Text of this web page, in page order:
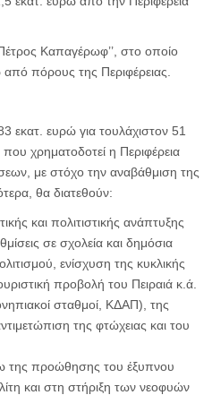
Καπαγέρωφ’’, στο οποίο
πόρους της Περιφέρειας.
εκατ. ευρώ για τουλάχιστον 51
χρηματοδοτεί η Περιφέρεια
με στόχο την αναβάθμιση της
θα διατεθούν:
και πολιτιστικής ανάπτυξης
σε σχολεία και δημόσια
ενίσχυση της κυκλικής
προβολή του Πειραιά κ.ά.
σταθμοί, ΚΔΑΠ), της
της φτώχειας και του
της προώθησης του έξυπνου
και στη στήριξη των νεοφυών